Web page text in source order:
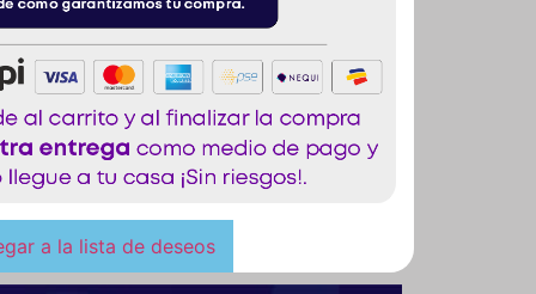
a la lista de deseos